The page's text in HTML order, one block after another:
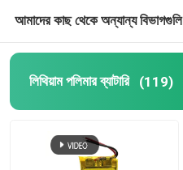
আমাদের কাছ থেকে অন্যান্য বিভাগগুলি
লিথিয়াম পলিমার ব্যাটারি (119)